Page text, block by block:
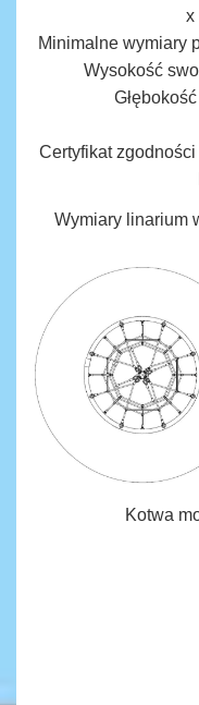
x
Minimalne wymiary
Wysokość
Certyfikat zgodności
Wymiary linarium
Kotwa